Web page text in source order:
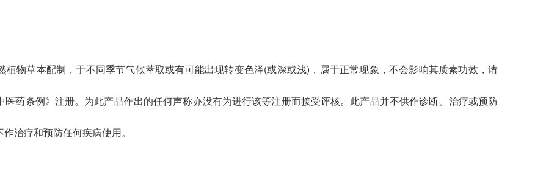
物草本配制，于不同季节气候萃取或有可能出现转变色泽(或深或浅)，属于正常现象，不会影响其质素功效，请
药条例》注册。为此产品作出的任何声称亦没有为进行该等注册而接受评核。此产品并不供作诊断、治疗或预防
治疗和预防任何疾病使用。